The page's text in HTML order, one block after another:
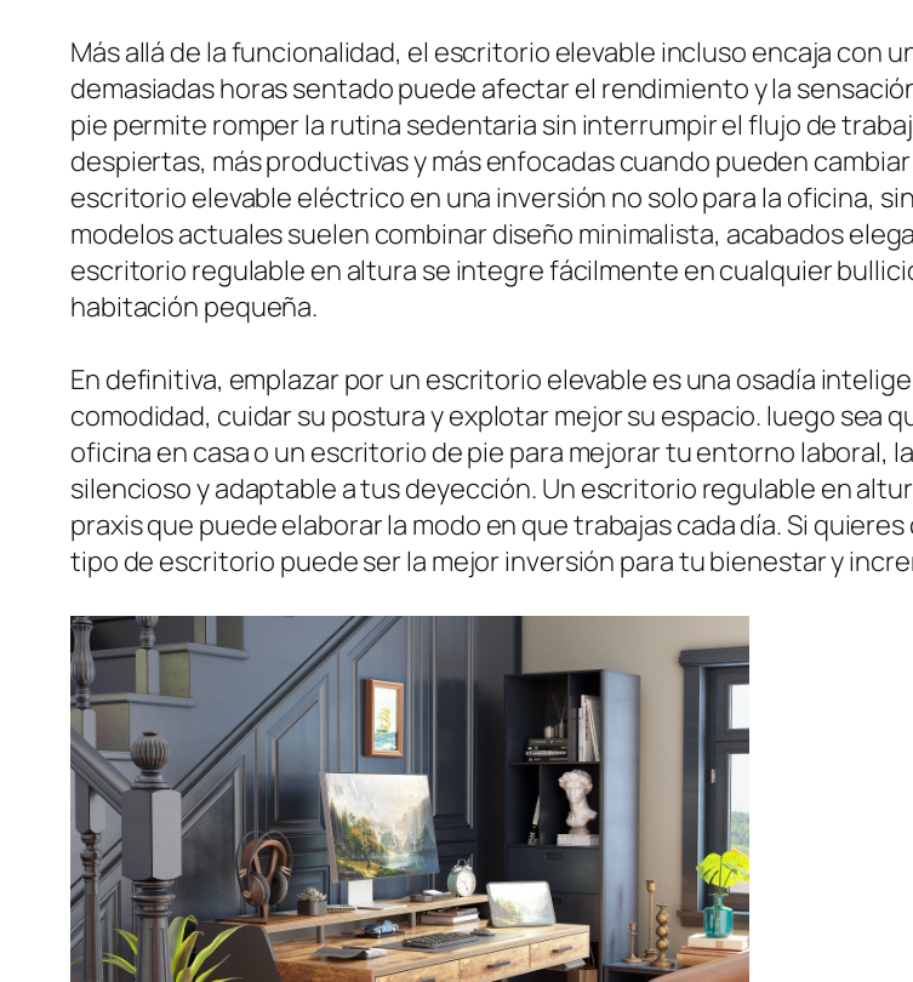
Más allá de la funcionalidad, el escritorio elevable incluso encaja con
demasiadas horas sentado puede afectar el rendimiento y la
pie permite romper la rutina sedentaria sin interrumpir el flujo de
despiertas, más productivas y más enfocadas cuando pueden
escritorio elevable eléctrico en una inversión no solo para la oficina,
modelos actuales suelen combinar diseño minimalista, acabados
escritorio regulable en altura se integre fácilmente en cualquier
habitación pequeña.
En definitiva, emplazar por un escritorio elevable es una osadía
comodidad, cuidar su postura y explotar mejor su espacio. luego sea
oficina en casa o un escritorio de pie para mejorar tu entorno laboral,
silencioso y adaptable a tus deyección. Un escritorio regulable en
praxis que puede elaborar la modo en que trabajas cada día. Si
tipo de escritorio puede ser la mejor inversión para tu bienestar y